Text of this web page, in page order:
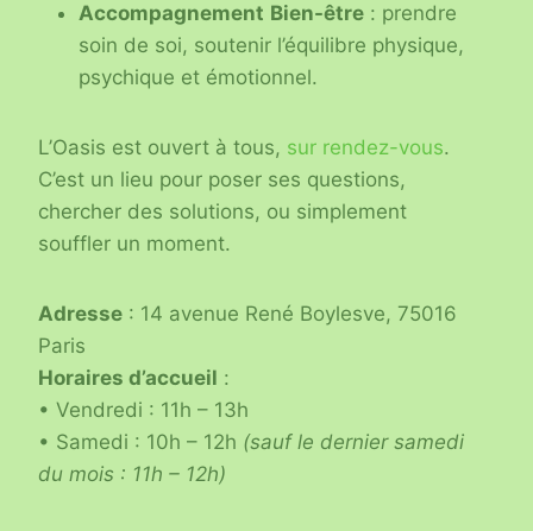
Accompagnement Bien-être : prendre
soin de soi, soutenir l’équilibre physique,
psychique et émotionnel.
L’Oasis est ouvert à tous, sur rendez-vous.
C’est un lieu pour poser ses questions,
chercher des solutions, ou simplement
souffler un moment.
Adresse : 14 avenue René Boylesve, 75016
Paris
Horaires d’accueil :
• Vendredi : 11h – 13h
• Samedi : 10h – 12h (sauf le dernier samedi
du mois : 11h – 12h)